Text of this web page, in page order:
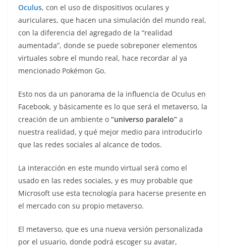
Oculus, con el uso de dispositivos oculares y
auriculares, que hacen una simulación del mundo real,
con la diferencia del agregado de la “realidad
aumentada”, donde se puede sobreponer elementos
virtuales sobre el mundo real, hace recordar al ya
mencionado Pokémon Go.
Esto nos da un panorama de la influencia de Oculus en
Facebook, y básicamente es lo que será el metaverso, la
creación de un ambiente o “universo paralelo” a
nuestra realidad, y qué mejor medio para introducirlo
que las redes sociales al alcance de todos.
La interacción en este mundo virtual será como el
usado en las redes sociales, y es muy probable que
Microsoft use esta tecnología para hacerse presente en
el mercado con su propio metaverso.
El metaverso, que es una nueva versión personalizada
por el usuario, donde podrá escoger su avatar,